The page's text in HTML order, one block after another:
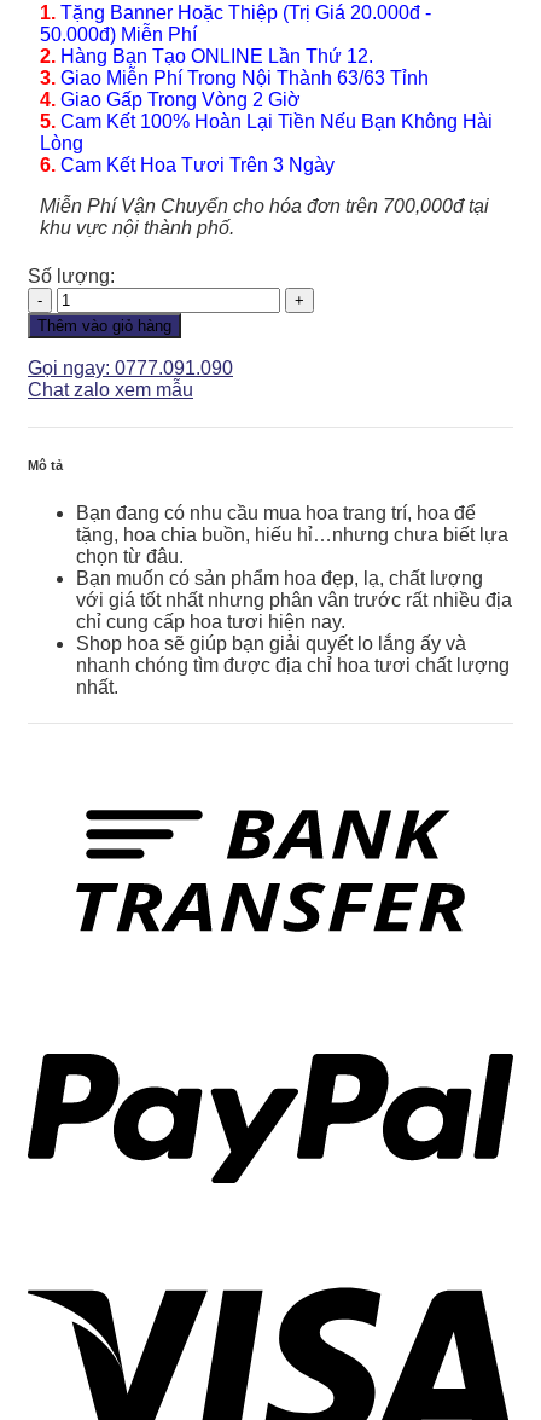
1. Tặng Banner Hoặc Thiệp (Trị Giá 20.000đ -
50.000đ) Miễn Phí
2. Hàng Bạn Tạo ONLINE Lần Thứ 12.
3. Giao Miễn Phí Trong Nội Thành 63/63 Tỉnh
4. Giao Gấp Trong Vòng 2 Giờ
5. Cam Kết 100% Hoàn Lại Tiền Nếu Bạn Không Hài
Lòng
6. Cam Kết Hoa Tươi Trên 3 Ngày
Miễn Phí Vận Chuyển cho hóa đơn trên 700,000đ tại
khu vực nội thành phố.
Số lượng:
Giỏ
Hoa
-
GH061
số
lượng
Thêm vào giỏ hàng
Gọi ngay: 0777.091.090
Chat zalo xem mẫu
Mô tả
Bạn đang có nhu cầu mua hoa trang trí, hoa để
tặng, hoa chia buồn, hiếu hỉ…nhưng chưa biết lựa
chọn từ đâu.
Bạn muốn có sản phẩm hoa đẹp, lạ, chất lượng
với giá tốt nhất nhưng phân vân trước rất nhiều địa
chỉ cung cấp hoa tươi hiện nay.
Shop hoa sẽ giúp bạn giải quyết lo lắng ấy và
nhanh chóng tìm được địa chỉ hoa tươi chất lượng
nhất.